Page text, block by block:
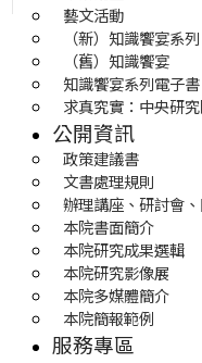
藝文活動
（新）知識饗宴系列
（舊）知識饗宴
知識饗宴系列電子書
求真究實：中央研
公開資訊
政策建議書
文書處理規則
辦理講座、研討會
本院書面簡介
本院研究成果選輯
本院研究影像展
本院多媒體簡介
本院簡報範例
服務專區